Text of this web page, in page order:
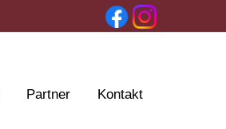
Partner Kontakt